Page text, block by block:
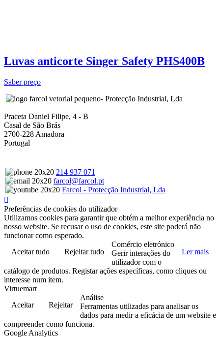
Luvas anticorte Singer Safety PHS400B
Saber preço
- Protecção Industrial, Lda
Praceta Daniel Filipe, 4 - B
Casal de São Brás
2700-228 Amadora
Portugal
214 937 071
farcol@farcol.pt
Farcol - Protecção Industrial, Lda
Preferências de cookies do utilizador
Utilizamos cookies para garantir que obtém a melhor experiência no
nosso website. Se recusar o uso de cookies, este site poderá não
funcionar como esperado.
Aceitar tudo
Rejeitar tudo Ler mais
Comércio eletrónico
Gerir interações do
utilizador com o
catálogo de produtos. Registar ações específicas, como cliques ou
interesse num item.
Virtuemart
Aceitar
Rejeitar
Análise
Ferramentas utilizadas para analisar os
dados para medir a eficácia de um website e
compreender como funciona.
Google Analytics